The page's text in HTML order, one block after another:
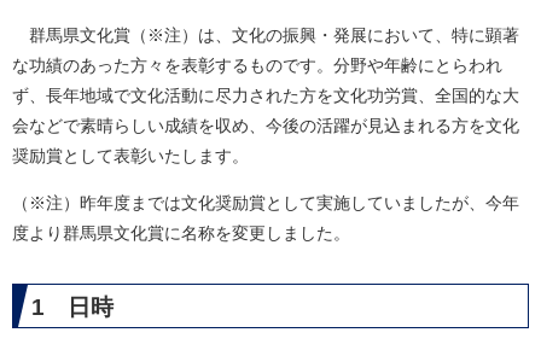
群馬県文化賞（※注）は、文化の振興・発展において、特に顕著
な功績のあった方々を表彰するものです。分野や年齢にとらわれ
ず、長年地域で文化活動に尽力された方を文化功労賞、全国的な大
会などで素晴らしい成績を収め、今後の活躍が見込まれる方を文化
奨励賞として表彰いたします。
（※注）昨年度までは文化奨励賞として実施していましたが、今年
度より群馬県文化賞に名称を変更しました。
1 日時